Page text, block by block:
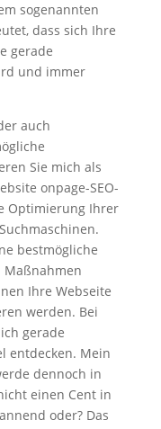
sogenannten
dass sich Ihre
gerade
und immer
auch
Sie mich als
onpage-SEO-
Optimierung Ihrer
bestmögliche
Ihre Webseite
werden. Bei
gerade
entdecken. Mein
dennoch in
einen Cent in
oder? Das